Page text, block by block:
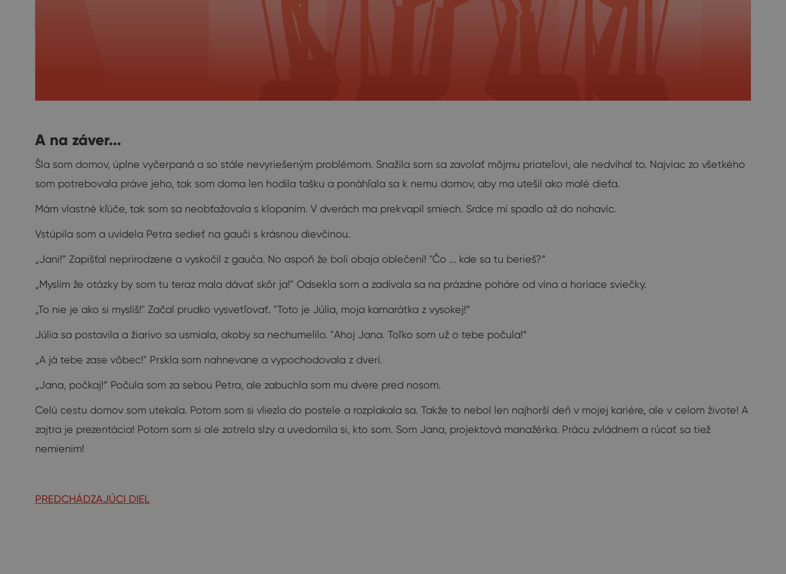
A na záver...
Šla som domov, úplne vyčerpaná a so stále nevyriešeným problémom. Snažila som sa zavolať môjmu priateľovi, ale nedvíhal to. Najviac zo všetkého
som potrebovala práve jeho, tak som doma len hodila tašku a ponáhľala sa k nemu domov, aby ma utešil ako malé dieťa.
Mám vlastné kľúče, tak som sa neobťažovala s klopaním. V dverách ma prekvapil smiech. Srdce mi spadlo až do nohavíc.
Vstúpila som a uvidela Petra sedieť na gauči s krásnou dievčinou.
„Jani!” Zapišťal neprirodzene a vyskočil z gauča. No aspoň že boli obaja oblečení! "Čo ... kde sa tu berieš?“
„Myslím že otázky by som tu teraz mala dávať skôr ja!" Odsekla som a zadívala sa na prázdne poháre od vína a horiace sviečky.
„To nie je ako si myslíš!" Začal prudko vysvetľovať. "Toto je Júlia, moja kamarátka z vysokej!“
Júlia sa postavila a žiarivo sa usmiala, akoby sa nechumelilo. "Ahoj Jana. Toľko som už o tebe počula!“
„A já tebe zase vôbec!" Prskla som nahnevane a vypochodovala z dverí.
„Jana, počkaj!“ Počula som za sebou Petra, ale zabuchla som mu dvere pred nosom.
Celú cestu domov som utekala. Potom som si vliezla do postele a rozplakala sa. Takže to nebol len najhorší deň v mojej kariére, ale v celom živote! A
zajtra je prezentácia! Potom som si ale zotrela slzy a uvedomila si, kto som. Som Jana, projektová manažérka. Prácu zvládnem a rúcať sa tiež
nemienim!
PREDCHÁDZAJÚCI DIEL